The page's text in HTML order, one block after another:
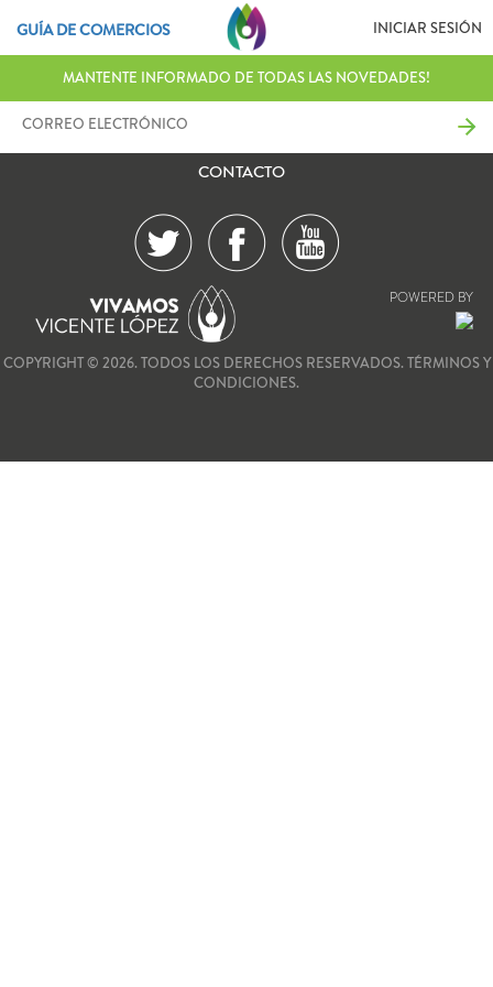
GUÍA DE COMERCIOS INICIAR SESIÓN
MANTENTE INFORMADO DE TODAS LAS NOVEDADES!
CONTACTO
POWERED BY
COPYRIGHT © 2026. TODOS LOS DERECHOS RESERVADOS. TÉRMINOS Y
CONDICIONES.